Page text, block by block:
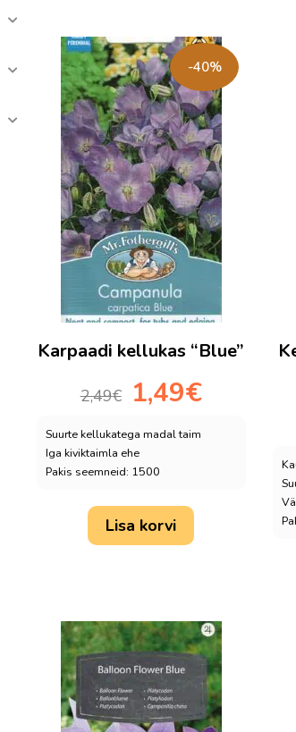
-40%
Karpaadi kellukas “Blue”
2,49€
Algne
hind
2,49€.
1,49€hind
Suurte kellukatega madal taim
Iga kiviktaimla ehe
Pakis seemneid: 1500
Lisa korvi
0
0